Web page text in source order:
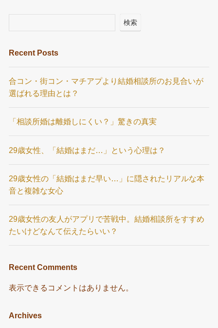
検索
Recent Posts
合コン・街コン・マチアプより結婚相談所のお見合いが
選ばれる理由とは？
「相談所婚は離婚しにくい？」驚きの真実
29歳女性、「結婚はまだ…」という心理は？
29歳女性の「結婚はまだ早い…」に隠されたリアルな本
音と複雑な女心
29歳女性の友人がアプリで苦戦中。結婚相談所をすすめ
たいけどなんて伝えたらいい？
Recent Comments
表示できるコメントはありません。
Archives